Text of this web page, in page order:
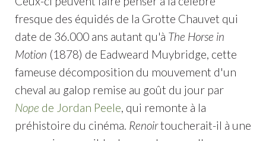
fresque des équidés de la Grotte Chauvet qui
date de 36.000 ans autant qu'à The Horse in
Motion (1878) de Eadweard Muybridge, cette
fameuse décomposition du mouvement d'un
cheval au galop remise au goût du jour par
Nope de Jordan Peele, qui remonte à la
préhistoire du cinéma. Renoirtoucherait-il à une